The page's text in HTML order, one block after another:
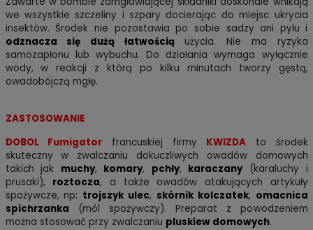
we wszystkie szczeliny i szpary docierając do miejsc ukrycia
insektów. Środek nie pozostawia po sobie sadzy ani pyłu i
odznacza się dużą łatwościąużycia. Nie ma ryzyka
samozapłonu lub wybuchu. Do działania wymaga wyłącznie
wody, w reakcji z którą po kilku minutach tworzy gęstą,
owadobójczą mgłę.
ZASTOSOWANIE
DOBOL Fumigator francuskiej firmy KWIZDA to środek
skuteczny w zwalczaniu dokuczliwych owadów domowych
takich jak muchy, komary, pchły, karaczany(karaluchy i
prusaki), roztocza, a także owadów atakujących artykuły
spożywcze, np: trojszyk ulec, skórnik kolczatek, omacnica
spichrzanka (mól spożywczy). Preparat z powodzeniem
można stosować przy zwalczaniu pluskiew domowych.